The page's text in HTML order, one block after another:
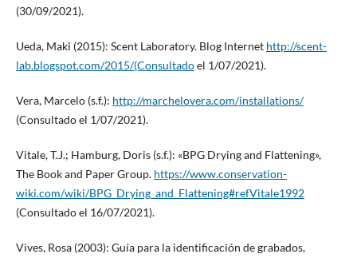
(30/09/2021).
Ueda, Maki (2015): Scent Laboratory. Blog Internet http://scent-
lab.blogspot.com/2015/(Consultadoel 1/07/2021).
Vera, Marcelo (s.f.): http://marchelovera.com/installations/
(Consultado el 1/07/2021).
Vitale, T.J.; Hamburg, Doris (s.f.): «BPG Drying and Flattening»,
The Book and Paper Group. https://www.conservation-
wiki.com/wiki/BPG_Drying_and_Flattening#refVitale1992
(Consultado el 16/07/2021).
Vives, Rosa (2003): Guía para la identificación de grabados,